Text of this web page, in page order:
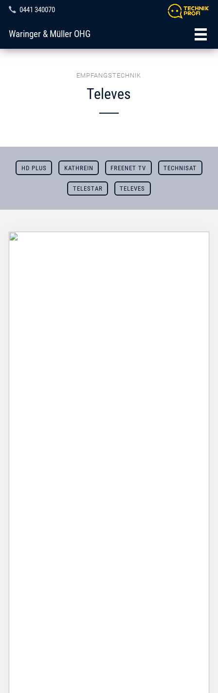
0441 340070
Waringer & Müller OHG
EMPFANGSTECHNIK
Televes
HD PLUS KATHREIN FREENET TV TECHNISAT
TELESTAR TELEVES